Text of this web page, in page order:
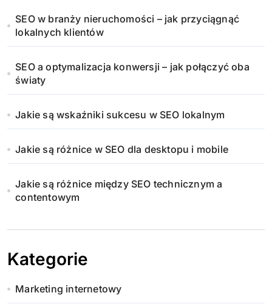
SEO w branży nieruchomości – jak przyciągnąć
lokalnych klientów
SEO a optymalizacja konwersji – jak połączyć oba
światy
Jakie są wskaźniki sukcesu w SEO lokalnym
Jakie są różnice w SEO dla desktopu i mobile
Jakie są różnice między SEO technicznym a
contentowym
Kategorie
Marketing internetowy